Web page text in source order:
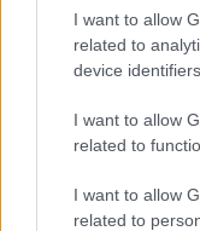
I want to allow
related to
device
I want to allow
related to
I want to allow
related to